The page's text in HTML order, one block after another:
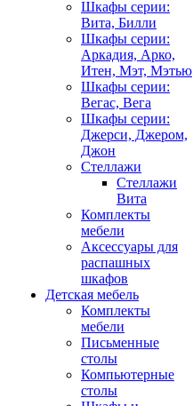
Шкафы серии:
Вита, Билли
Шкафы серии:
Аркадия, Арко,
Итен, Мэт, Мэтью
Шкафы серии:
Вегас, Вега
Шкафы серии:
Джерси, Джером,
Джон
Стеллажи
Стеллажи
Вита
Комплекты
мебели
Аксессуары для
распашных
шкафов
Детская мебель
Комплекты
мебели
Письменные
столы
Компьютерные
столы